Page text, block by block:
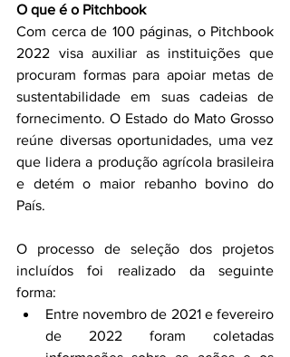
O que é o Pitchbook
Com cerca de 100 páginas, o Pitchbook
2022 visa auxiliar as instituições que
procuram formas para apoiar metas de
sustentabilidade em suas cadeias de
fornecimento. O Estado do Mato Grosso
reúne diversas oportunidades, uma vez
que lidera a produção agrícola brasileira
e detém o maior rebanho bovino do
País.
O processo de seleção dos projetos
incluídos foi realizado da seguinte
forma:
Entre novembro de 2021 e fevereiro
de 2022 foram coletadas